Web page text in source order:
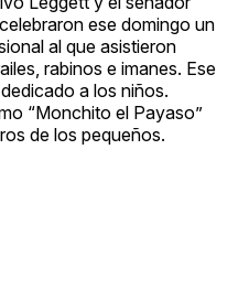
ese domingo un
al que asistieron
rabinos e imanes. Ese
a los niños.
“Monchito el Payaso”
de los pequeños.